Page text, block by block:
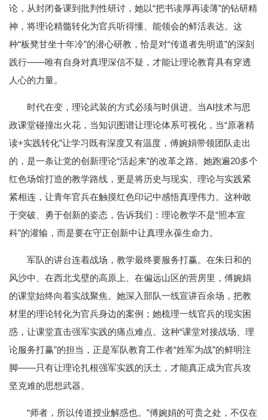
论，从封闭备课到批判性研讨，她以“把书读厚再读薄”的钻研精
神，将理论精髓转化为官兵听得懂、能领会的鲜活表达。这
种“板凳甘坐十年冷”的潜心研教，恰是对“传道者先明道”的深刻
践行——唯有自身对真理深信不疑，才能让理论教育具有穿透
人心的力量。
时代在变，理论武装的方式必须与时俱进。当AI技术与思
政课堂碰撞出火花，当知识图谱让理论体系可视化，当“原著精
读+实践转化”让学习既有深度又有温度，傅婉娟带领团队走出
的，是一条让党的创新理论“活起来”的改革之路。她跑遍20多个
红色场馆打造的教学路线，更是将历史与现实、理论与实践紧
紧相连，让青年官兵在触摸红色印记中感悟真理伟力。这种敢
于突破、勇于创新的姿态，告诉我们：理论教学不是“照本宣
科”的灌输，而是要在守正创新中让真理永葆生命力。
军队的讲台连着战场，教学最终要服务打赢。在朱日和的
风沙中、在西北戈壁的高原上、在偏远山区的营房里，傅婉娟
的课堂始终向着实战聚焦。她深入部队一线宣讲百余场，把教
材里的理论转化为官兵身边的案例；她梳理一线官兵的现实困
惑，让课堂直击强军实践的痛点难点。这种“课堂对接战场、理
论服务打赢”的担当，正是军队教育工作者“姓军为战”的鲜明注
脚——只有让理论扎根强军实践的沃土，才能真正成为官兵攻
坚克难的思想武器。
“师者，所以传道授业解惑也。”傅婉娟的可贵之处，不仅在